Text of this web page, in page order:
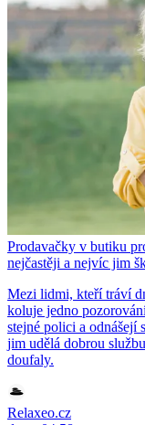
Prodavačky v butiku
nejčastěji a nejvíc jim
Mezi lidmi, kteří tráví
koluje jedno
stejné polici a odnášejí
jim udělá dobrou
doufaly.
Relaxeo.cz